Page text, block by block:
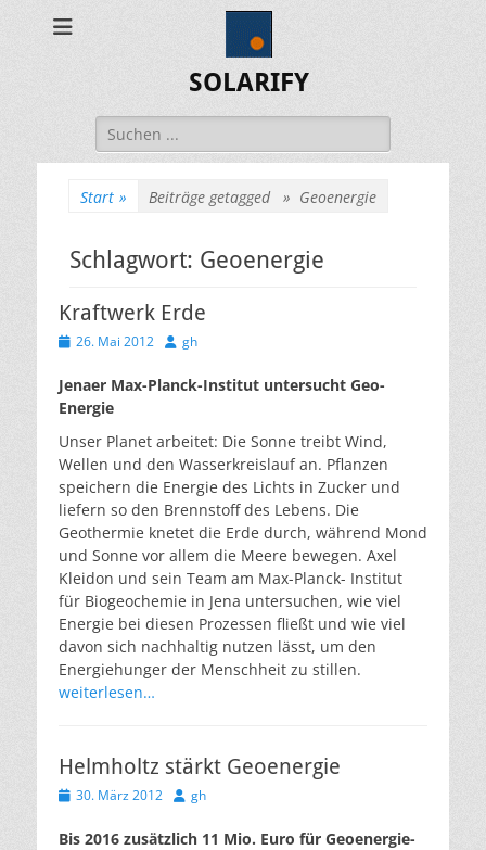
SOLARIFY
Suchen
nach:
Start » Beiträge getagged » Geoenergie
Schlagwort: Geoenergie
Kraftwerk Erde
Veröffentlicht
26. Mai 2012 Autor
gh
Jenaer Max-Planck-Institut untersucht Geo-
Energie
Unser Planet arbeitet: Die Sonne treibt Wind,
Wellen und den Wasserkreislauf an. Pflanzen
speichern die Energie des Lichts in Zucker und
liefern so den Brennstoff des Lebens. Die
Geothermie knetet die Erde durch, während Mond
und Sonne vor allem die Meere bewegen. Axel
Kleidon und sein Team am Max-Planck- Institut
für Biogeochemie in Jena untersuchen, wie viel
Energie bei diesen Prozessen fließt und wie viel
davon sich nachhaltig nutzen lässt, um den
Energiehunger der Menschheit zu stillen.
weiterlesen…
Helmholtz stärkt Geoenergie
Veröffentlicht
30. März 2012 Autor
gh
Bis 2016 zusätzlich 11 Mio. Euro für Geoenergie-